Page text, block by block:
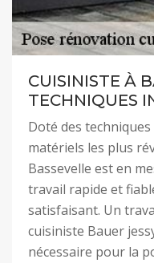
CUISINISTE À
TECHNIQUES
Doté des
matériels les plus
Bassevelle est en
travail rapide et
satisfaisant. Un
cuisiniste Bauer
nécessaire pour la